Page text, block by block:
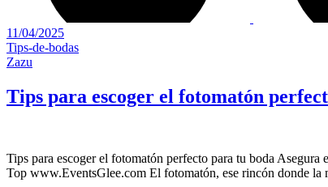
11/04/2025
Tips-de-bodas
Zazu
Tips para escoger el fotomatón
Tips para escoger el fotomatón perfecto para tu boda
Top www.EventsGlee.com El fotomatón, ese rincón donde la